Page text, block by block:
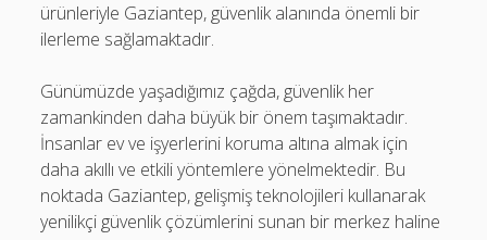
ürünleriyle Gaziantep, güvenlik alanında önemli bir
ilerleme sağlamaktadır.
Günümüzde yaşadığımız çağda, güvenlik her
zamankinden daha büyük bir önem taşımaktadır.
İnsanlar ev ve işyerlerini koruma altına almak için
daha akıllı ve etkili yöntemlere yönelmektedir. Bu
noktada Gaziantep, gelişmiş teknolojileri kullanarak
yenilikçi güvenlik çözümlerini sunan bir merkez haline